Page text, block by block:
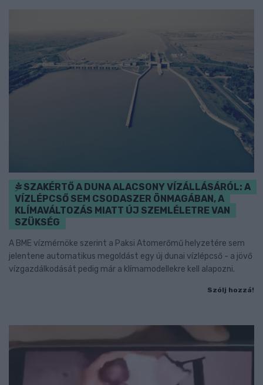
SZAKÉRTŐ A DUNA ALACSONY VÍZÁLLÁSÁRÓL: A
VÍZLÉPCSŐ SEM CSODASZER ÖNMAGÁBAN, A
KLÍMAVÁLTOZÁS MIATT ÚJ SZEMLÉLETRE VAN
SZÜKSÉG
A BME vízmérnöke szerint a Paksi Atomerőmű helyzetére sem
jelentene automatikus megoldást egy új dunai vízlépcső - a jövő
vízgazdálkodását pedig már a klímamodellekre kell alapozni.
Szólj hozzá!